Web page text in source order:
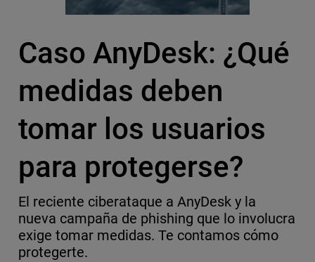
Caso AnyDesk: ¿Qué
medidas deben
tomar los usuarios
para protegerse?
El reciente ciberataque a AnyDesk y la
nueva campaña de phishing que lo involucra
exige tomar medidas. Te contamos cómo
protegerte.